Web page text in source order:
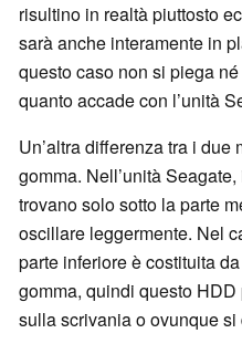
risultino in realtà piuttosto
sarà anche interamente in
questo caso non si piega
quanto accade con l’unità
Un’altra differenza tra i
gomma. Nell’unità
trovano solo sotto la parte
oscillare leggermente. Nel
parte inferiore è costituita
gomma, quindi questo
sulla scrivania o ovunque